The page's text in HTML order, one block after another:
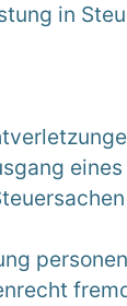
in